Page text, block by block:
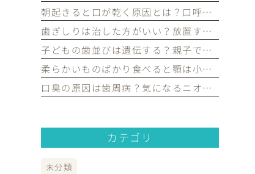
朝起きると口が乾く原因とは？口呼吸や歯並びとの関係を歯科医が解説｜宮原・さいたま市北区の歯医者
歯ぎしりは治した方がいい？放置するリスクや原因を歯科医が解説｜宮原・さいたま市北区の歯医者
子どもの歯並びは遺伝する？親子で似る理由や予防できるポイントを歯科医が解説｜宮原・さいたま市北区の歯医者
柔らかいものばかり食べると顎は小さくなる？子どもの歯並びとの関係を歯科医が解説｜宮原・さいたま市北区の歯医者
口臭の原因は歯周病？気になるニオイの原因や対策を歯科医が解説｜宮原・さいたま市北区の歯医者
カテゴリ
未分類